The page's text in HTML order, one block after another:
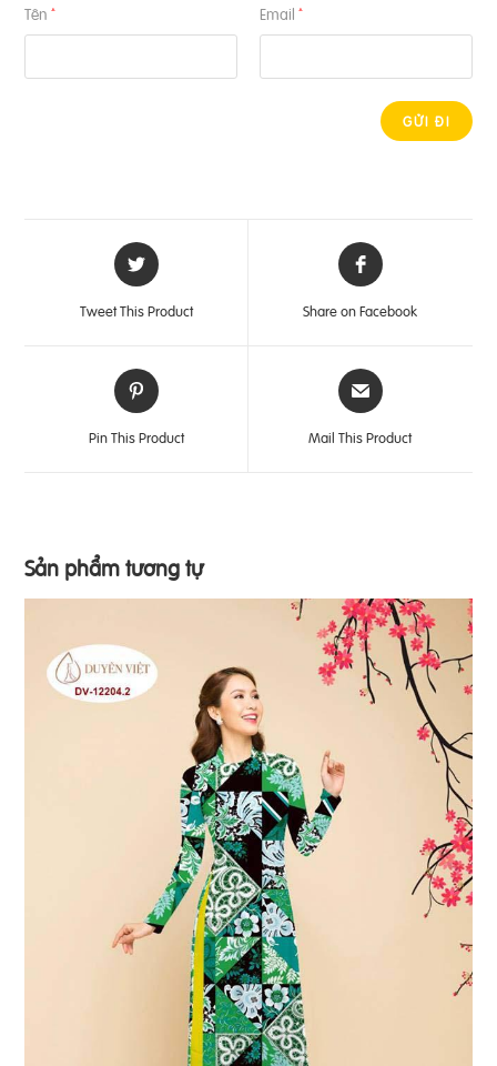
Tên * Email *
Tweet This Product Share on Facebook
Pin This Product Mail This Product
Sản phẩm tương tự